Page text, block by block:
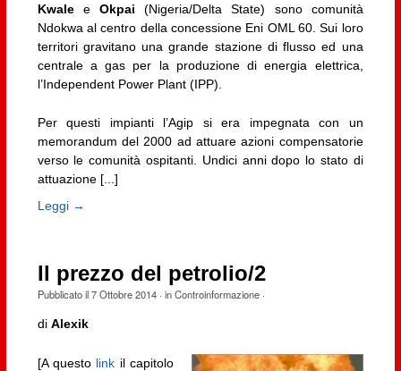
Kwale eOkpai (Nigeria/Delta State) sono comunità
Ndokwa al centro della concessione Eni OML 60. Sui loro
territori gravitano una grande stazione di flusso ed una
centrale a gas per la produzione di energia elettrica,
l’Independent Power Plant (IPP).
Per questi impianti l’Agip si era impegnata con un
memorandum del 2000 ad attuare azioni compensatorie
verso le comunità ospitanti. Undici anni dopo lo stato di
attuazione [...]
Leggi →
Il prezzo del petrolio/2
Pubblicato il7 Ottobre 2014· inControinformazione·
di Alexik
[A questo link il capitolo